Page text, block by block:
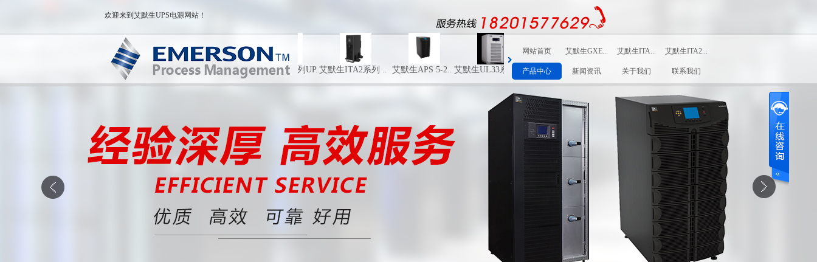
欢迎来到艾默生UPS电源网站！
艾默生NX 30-6.. 艾默生GXE系列UP..艾默生ITA系列UP..艾默生ITA2系列 .. 艾默生APS 5-2.. 艾默生UL33系列U.. 艾默生NX 30-6.. 艾默生GXE系列UP..艾默生ITA系列UP..
网站首页 艾默生GXE... 艾默生ITA... 艾默生ITA2...
产品中心 新闻资讯 关于我们 联系我们